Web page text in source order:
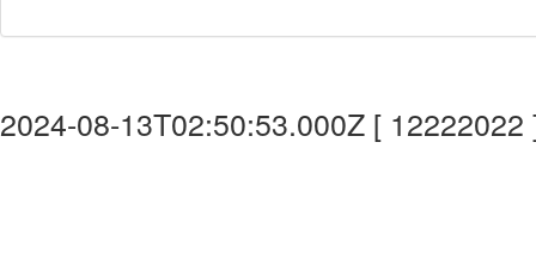
2024-08-13T02:50:53.000Z [ 12222022